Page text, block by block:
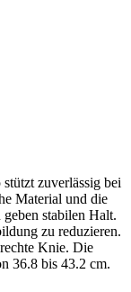
zuverlässig bei
Material und die
stabilen Halt.
zu reduzieren.
Knie. Die
36.8 bis 43.2 cm.